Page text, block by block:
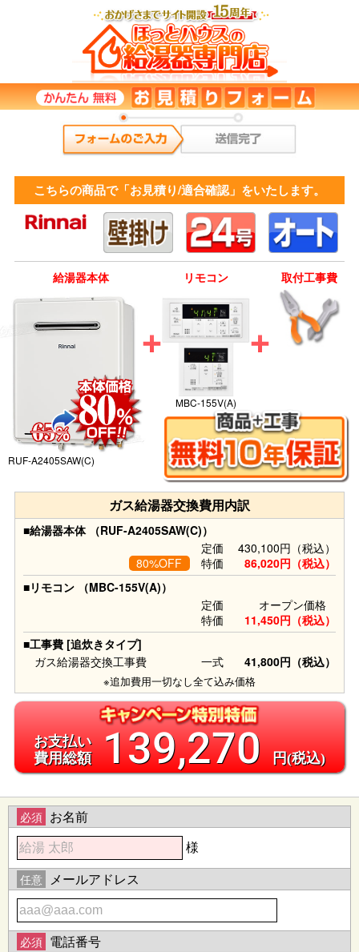
こちらの商品で「お見積り/適合確認」をいたします。
給湯器本体
RUF-A2405SAW(C)
リモコン
MBC-155V(A)
取付工事費
ガス給湯器交換費用内訳
■給湯器本体 （RUF-A2405SAW(C)）
定価
430,100円（税込）
80%OFF
特価
86,020円（税込）
■リモコン （MBC-155V(A)）
定価
オープン価格
特価
11,450円（税込）
■工事費 [追炊きタイプ]
ガス給湯器交換工事費
一式 41,800円（税込）
※追加費用一切なし全て込み価格
お支払い
費用総額139,270円(税込)
必須 お名前
様
任意 メールアドレス
必須 電話番号